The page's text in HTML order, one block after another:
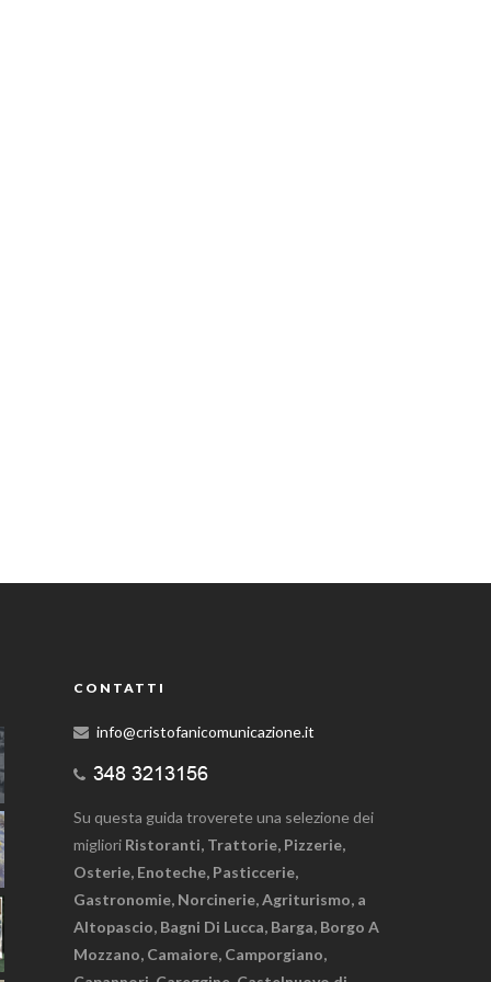
CONTATTI
info@cristofanicomunicazione.it
Su questa guida troverete una selezione dei
migliori Ristoranti, Trattorie, Pizzerie,
Osterie, Enoteche, Pasticcerie,
Gastronomie, Norcinerie, Agriturismo, a
Altopascio, Bagni Di Lucca, Barga, Borgo A
Mozzano, Camaiore, Camporgiano,